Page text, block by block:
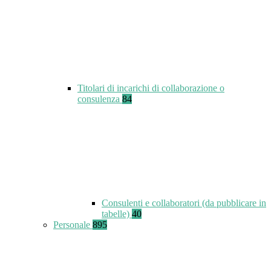
Titolari di incarichi di collaborazione o
consulenza 84
Consulenti e collaboratori (da pubblicare in
tabelle) 40
Personale 895